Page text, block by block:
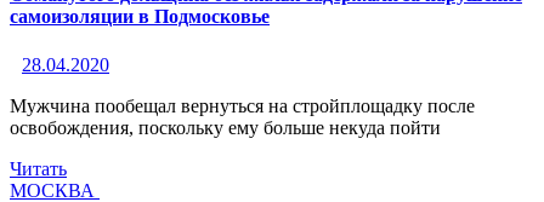
самоизоляции в Подмосковье
28.04.2020
Мужчина пообещал вернуться на стройплощадку после
освобождения, поскольку ему больше некуда пойти
Читать
МОСКВА